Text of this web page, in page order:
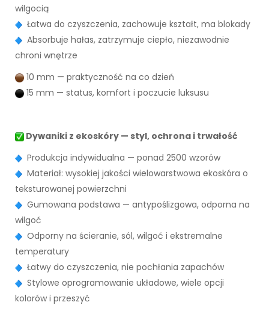
wilgocią
Łatwa do czyszczenia, zachowuje kształt, ma blokady
Absorbuje hałas, zatrzymuje ciepło, niezawodnie
chroni wnętrze
10 mm — praktyczność na co dzień
15 mm — status, komfort i poczucie luksusu
Dywaniki z ekoskóry — styl, ochrona i trwałość
Produkcja indywidualna — ponad 2500 wzorów
Materiał: wysokiej jakości wielowarstwowa ekoskóra o
teksturowanej powierzchni
Gumowana podstawa — antypoślizgowa, odporna na
wilgoć
Odporny na ścieranie, sól, wilgoć i ekstremalne
temperatury
Łatwy do czyszczenia, nie pochłania zapachów
Stylowe oprogramowanie układowe, wiele opcji
kolorów i przeszyć